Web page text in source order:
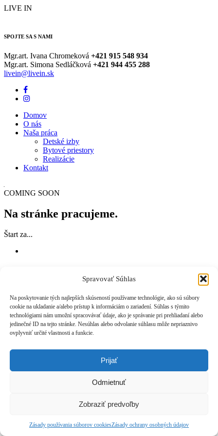
Spravovať Súhlas
Na poskytovanie tých najlepších skúseností používame technológie, ako sú súbory
cookie na ukladanie a/alebo prístup k informáciám o zariadení. Súhlas s týmito
technológiami nám umožní spracovávať údaje, ako je správanie pri prehliadaní alebo
jedinečné ID na tejto stránke. Nesúhlas alebo odvolanie súhlasu môže nepriaznivo
ovplyvniť určité vlastnosti a funkcie.
Prijať
Odmietnuť
Zobraziť predvoľby
Zásady používania súborov cookiesZásady ochrany osobných údajov
LIVE IN
SPOJTE SA S NAMI
Mgr.art. Ivana Chromeková +421 915 548 934
Mgr.art. Simona Sedláčková +421 944 455 288
livein@livein.sk
Domov
O nás
Naša práca
Detské izby
Bytové priestory
Realizácie
Kontakt
COMING SOON
Na stránke pracujeme.
Štart za...